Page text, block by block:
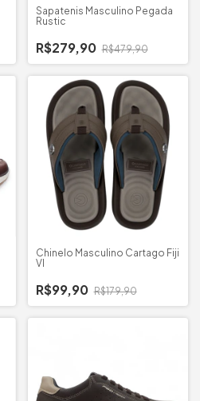
Sapatenis Masculino Pegada
Rustic
R$279,90 R$479,90
Chinelo Masculino Cartago Fiji
VI
R$99,90 R$179,90